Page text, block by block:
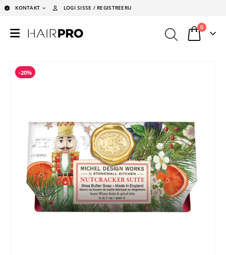
KONTAKT LOGI SISSE / REGISTREERU
0
-20%